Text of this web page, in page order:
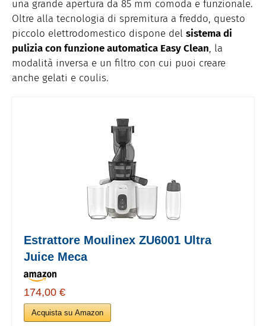
una grande apertura da 85 mm comoda e funzionale.
Oltre alla tecnologia di spremitura a freddo, questo
piccolo elettrodomestico dispone del sistema di
pulizia con funzione automatica Easy Clean, la
modalità inversa e un filtro con cui puoi creare
anche gelati e coulis.
Estrattore Moulinex ZU6001 Ultra
Juice Meca
174,00 €
Acquista su Amazon